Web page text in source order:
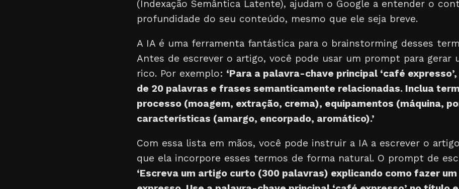
(Indexação Semântica Latente), ajudam o Google a entender o
profundidade do seu conteúdo, mesmo que ele seja breve.
A IA é uma ferramenta fantástica para o brainstorming desses
Antes de escrever o artigo, você pode usar um prompt para gerar
rico. Por exemplo: ‘Para a palavra-chave principal ‘café
de 20 palavras e frases semanticamente relacionadas. Inclua
processo (moagem, extração, crema), equipamentos (máquina,
características (amargo, encorpado, aromático).’
Com essa lista em mãos, você pode instruir a IA a escrever o
que ela incorpore esses termos de forma natural. O prompt de
‘Escreva um artigo curto (300 palavras) explicando como fazer